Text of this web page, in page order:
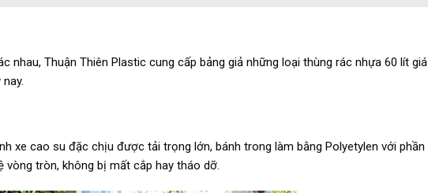
Thuận Thiên Plastic cung cấp bảng giả những loại thùng rác nhựa 60 lít giá
xe cao su đặc chịu được tải trọng lớn, bánh trong làm bằng Polyetylen với phần
vòng tròn, không bị mất cắp hay tháo dỡ.